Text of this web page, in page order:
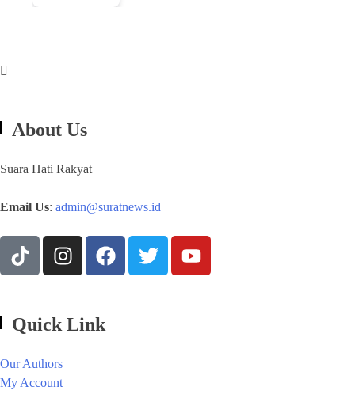
About Us
Suara Hati Rakyat
Email Us: admin@suratnews.id
Quick Link
Our Authors
My Account